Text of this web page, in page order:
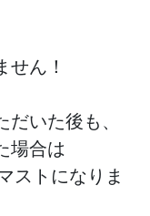
ん！
いた後も、
場合は
ストになりま